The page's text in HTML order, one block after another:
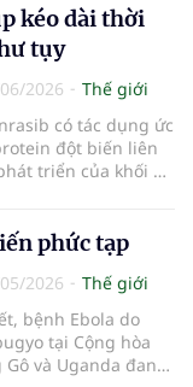
biên giới sang
kéo dài thời
tụy
2026
Thế giới
có tác dụng ức
đột biến liên
triển của khối u,
phức tạp
2026
Thế giới
bệnh Ebola do
tại Cộng hòa
Gô và Uganda đang